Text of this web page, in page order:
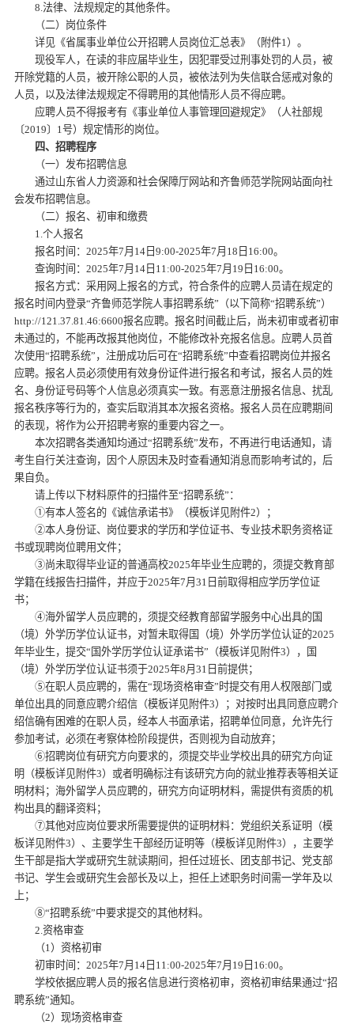
8.法律、法规规定的其他条件。
（二）岗位条件
详见《省属事业单位公开招聘人员岗位汇总表》（附件1）。
现役军人，在读的非应届毕业生，因犯罪受过刑事处罚的人员，被
开除党籍的人员，被开除公职的人员，被依法列为失信联合惩戒对象的
人员，以及法律法规规定不得聘用的其他情形人员不得应聘。
应聘人员不得报考有《事业单位人事管理回避规定》（人社部规
〔2019〕1号）规定情形的岗位。
四、招聘程序
（一）发布招聘信息
通过山东省人力资源和社会保障厅网站和齐鲁师范学院网站面向社
会发布招聘信息。
（二）报名、初审和缴费
1.个人报名
报名时间：2025年7月14日9:00-2025年7月18日16:00。
查询时间：2025年7月14日11:00-2025年7月19日16:00。
报名方式：采用网上报名的方式，符合条件的应聘人员请在规定的
报名时间内登录“齐鲁师范学院人事招聘系统”（以下简称“招聘系统”）
http://121.37.81.46:6600报名应聘。报名时间截止后，尚未初审或者初审
未通过的，不能再改报其他岗位，不能修改补充报名信息。应聘人员首
次使用“招聘系统”，注册成功后可在“招聘系统”中查看招聘岗位并报名
应聘。报名人员必须使用有效身份证件进行报名和考试，报名人员的姓
名、身份证号码等个人信息必须真实一致。有恶意注册报名信息、扰乱
报名秩序等行为的，查实后取消其本次报名资格。报名人员在应聘期间
的表现，将作为公开招聘考察的重要内容之一。
本次招聘各类通知均通过“招聘系统”发布，不再进行电话通知，请
考生自行关注查询，因个人原因未及时查看通知消息而影响考试的，后
果自负。
请上传以下材料原件的扫描件至“招聘系统”：
①有本人签名的《诚信承诺书》（模板详见附件2）；
②本人身份证、岗位要求的学历和学位证书、专业技术职务资格证
书或现聘岗位聘用文件；
③尚未取得毕业证的普通高校2025年毕业生应聘的，须提交教育部
学籍在线报告扫描件，并应于2025年7月31日前取得相应学历学位证
书；
④海外留学人员应聘的，须提交经教育部留学服务中心出具的国
（境）外学历学位认证书，对暂未取得国（境）外学历学位认证的2025
年毕业生，提交“国外学历学位认证承诺书”（模板详见附件3），国
（境）外学历学位认证书须于2025年8月31日前提供；
⑤在职人员应聘的，需在“现场资格审查”时提交有用人权限部门或
单位出具的同意应聘介绍信（模板详见附件3）；对按时出具同意应聘介
绍信确有困难的在职人员，经本人书面承诺，招聘单位同意，允许先行
参加考试，必须在考察体检阶段提供，否则视为自动放弃；
⑥招聘岗位有研究方向要求的，须提交毕业学校出具的研究方向证
明（模板详见附件3）或者明确标注有该研究方向的就业推荐表等相关证
明材料；海外留学人员应聘的，研究方向证明材料，需提供有资质的机
构出具的翻译资料；
⑦其他对应岗位要求所需要提供的证明材料：党组织关系证明（模
板详见附件3）、主要学生干部经历证明等（模板详见附件3），主要学
生干部是指大学或研究生就读期间，担任过班长、团支部书记、党支部
书记、学生会或研究生会部长及以上，担任上述职务时间需一学年及以
上；
⑧“招聘系统”中要求提交的其他材料。
2.资格审查
（1）资格初审
初审时间：2025年7月14日11:00-2025年7月19日16:00。
学校依据应聘人员的报名信息进行资格初审，资格初审结果通过“招
聘系统”通知。
（2）现场资格审查